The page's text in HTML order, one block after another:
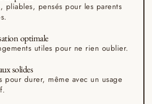
pliables, pensés pour les parents
optimale
utiles pour ne rien oublier.
solides
pour durer, même avec un usage